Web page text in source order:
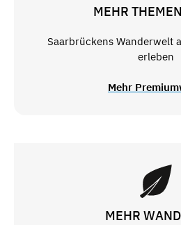
MEHR
Saarbrückens Wanderwelt
erleben
Mehr
MEHR